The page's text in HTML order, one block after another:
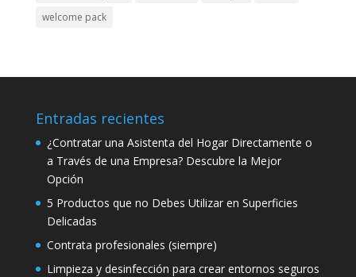
welcome pack
Entradas recientes
¿Contratar una Asistenta del Hogar Directamente o
a Través de una Empresa? Descubre la Mejor
Opción
5 Productos que no Debes Utilizar en Superficies
Delicadas
Contrata profesionales (siempre)
Limpieza y desinfección para crear entornos seguros